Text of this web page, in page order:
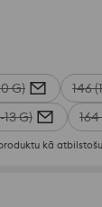
G)
146
13 G) 164
kā